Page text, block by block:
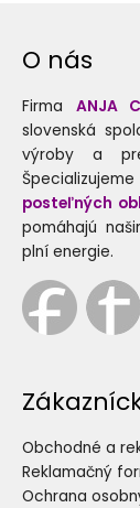
O nás
Firma ANJA
slovenská
výroby a
posteľných
pomáhajú
plní
Obchodné a
Reklamačný
Ochrana